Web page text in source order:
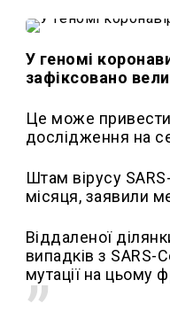
У геномі
зафіксовано
Це може привести
дослідження на
Штам вірусу
місяця, заявили
Віддаленої
випадків з SARS-
мутації на цьому